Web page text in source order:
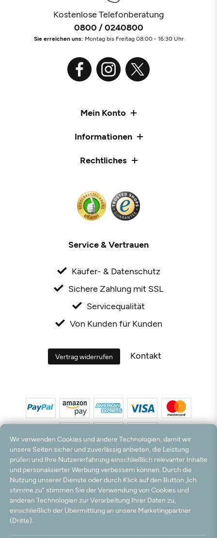
Kostenlose Telefonberatung
0800 / 0240800
Sie erreichen uns: Montag bis Freitag 08:00 - 16:30 Uhr
Mein Konto
Informationen
Rechtliches
Service & Vertrauen
Käufer- & Datenschutz
Sichere Zahlung mit SSL
Servicequalität
Von Kunden für Kunden
Vertrag widerrufen Kontakt
*Alle Preise inkl. MwSt. und zzgl. Versandkosten. **Kostenloser Versand und Rückversand
nur innerhalb Deutschlands und Österreichs.
Hinweis:Wir nutzen Ihre E-Mail Adresse für werbliche Zwecke, die jederzeit widerrufen
werden können. Ihre Daten werden nicht an Dritte weitergegeben.
© 2003 - 2026 Teppichversand24 GmbH / Alle Rechte vorbehalten. powered by
createyourtemplate
Wir verwenden Cookies und andere Technologien, damit wir
unsere Seiten sicher und zuverlässig anbieten, die Leistung
prüfen und Ihre Nutzererfahrung einschließlich relevanter Inhalte
und personalisierter Werbung verbessern können. Durch die
Nutzung unserer Dienste oder durch Klick auf den Button „Ich
stimme zu“ stimmen Sie der Verwendung von Cookies und
anderen Technologien zur Verarbeitung Ihrer Daten zu,
einschließlich der Übermittlung an unsere Marketingpartner
(Dritte).